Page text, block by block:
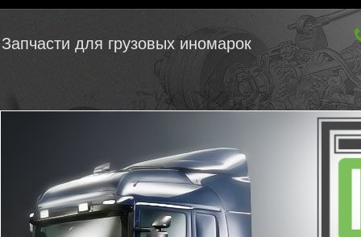
Запчасти для грузовых иномарок